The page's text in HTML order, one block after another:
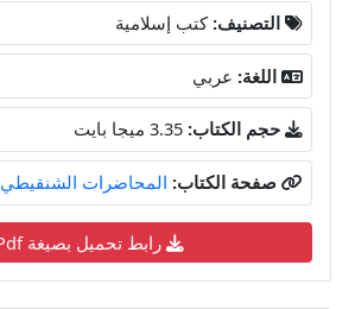
التصنيف: كتب إسلامية
اللغة: عربي
حجم الكتاب: 3.35 ميجا بايت
صفحة الكتاب: المحاضرات الشنقيطي
رابط تحميل بصيغة Pdf